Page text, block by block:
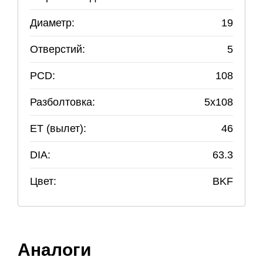
Диаметр: 19
Отверстий: 5
PCD: 108
Разболтовка: 5x108
ET (вылет): 46
DIA: 63.3
Цвет: BKF
Аналоги